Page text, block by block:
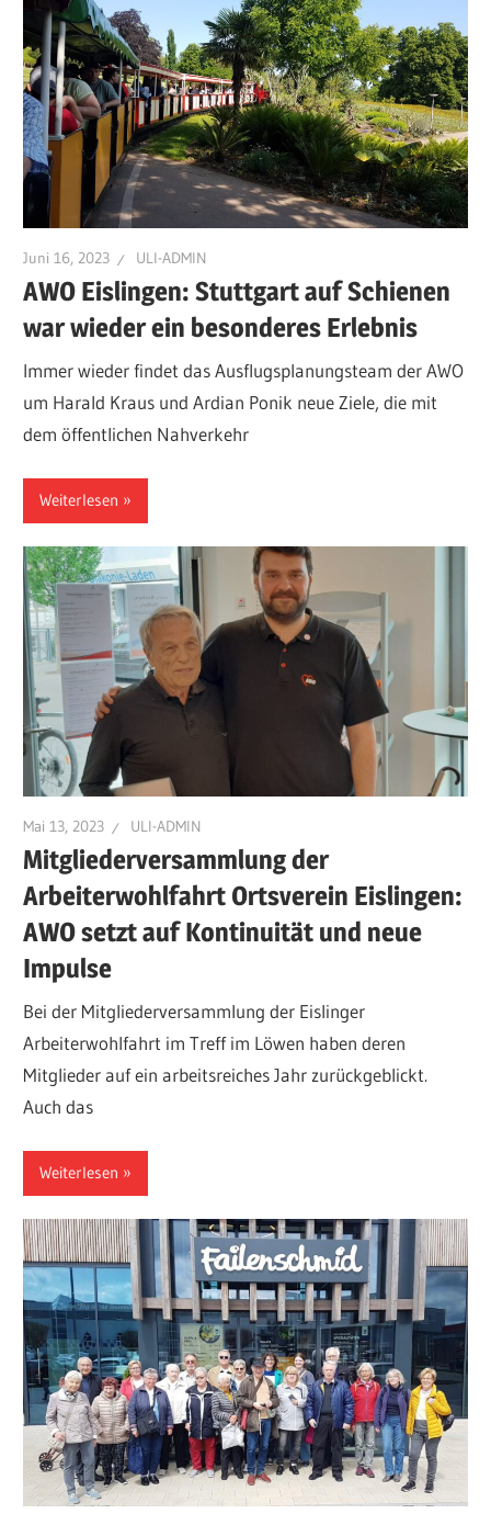
Juni 16, 2023 ULI-ADMIN
AWO Eislingen: Stuttgart auf Schienen
war wieder ein besonderes Erlebnis
Immer wieder findet das Ausflugsplanungsteam der AWO
um Harald Kraus und Ardian Ponik neue Ziele, die mit
dem öffentlichen Nahverkehr
Weiterlesen
Mai 13, 2023 ULI-ADMIN
Mitgliederversammlung der
Arbeiterwohlfahrt Ortsverein Eislingen:
AWO setzt auf Kontinuität und neue
Impulse
Bei der Mitgliederversammlung der Eislinger
Arbeiterwohlfahrt im Treff im Löwen haben deren
Mitglieder auf ein arbeitsreiches Jahr zurückgeblickt.
Auch das
Weiterlesen